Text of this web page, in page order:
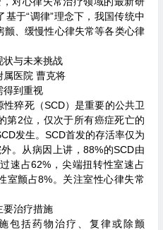
于“调律”理念下，我国传统中
颤、缓慢性心律失常等各类心律
状与未来挑战
属医院 曹克将
得到重视
猝死（SCD）是重要的公共卫
第2位，仅次于所有癌症死亡的
发生。SCD首发的存活率仅为
。从病因上讲，88%的SCD由
速占62%，尖端扭转性室速占
室颤占8%。关注室性心律失常
要治疗措施
包括药物治疗、复律或除颤